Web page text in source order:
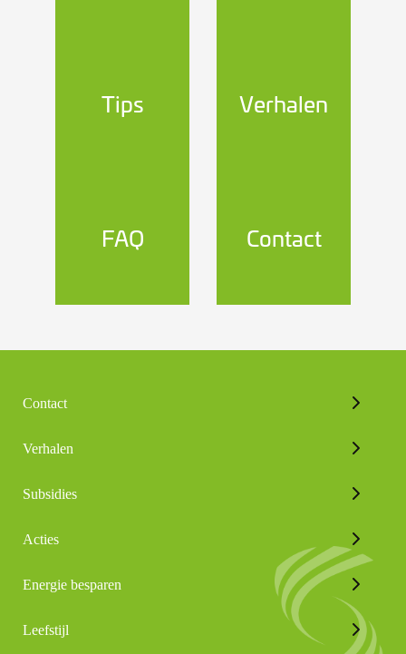
Tips Verhalen
FAQ Contact
Contact
Verhalen
Subsidies
Acties
Energie besparen
Leefstijl